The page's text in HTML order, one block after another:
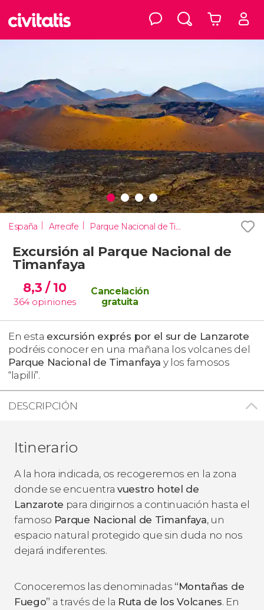
España Arrecife Parque Nacional de Timanfaya
Excursión al Parque Nacional de
Timanfaya
8,3/ 10
364 opiniones
Cancelación
gratuita
En esta excursión exprés por el sur de Lanzarote
podréis conocer en una mañana los volcanes del
Parque Nacional de Timanfaya y los famosos
“lapilli”.
DESCRIPCIÓN
Itinerario
A la hora indicada, os recogeremos en la zona
donde se encuentra vuestro hotel de
Lanzarote para dirigirnos a continuación hasta el
famoso Parque Nacional de Timanfaya, un
espacio natural protegido que sin duda no nos
dejará indiferentes.
Conoceremos las denominadas “Montañas de
Fuego” a través de la Ruta de los Volcanes. En